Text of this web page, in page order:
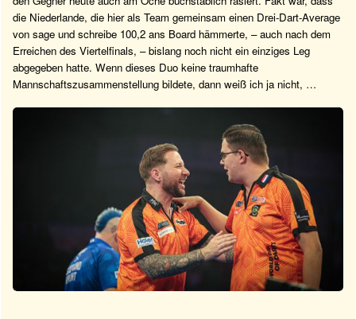
die Niederlande, die hier als Team gemeinsam einen Drei-Dart-Average
von sage und schreibe 100,2 ans Board hämmerte, – auch nach dem
Erreichen des Viertelfinals, – bislang noch nicht ein einziges Leg
abgegeben hatte. Wenn dieses Duo keine traumhafte
Mannschaftszusammenstellung bildete, dann weiß ich ja nicht, …